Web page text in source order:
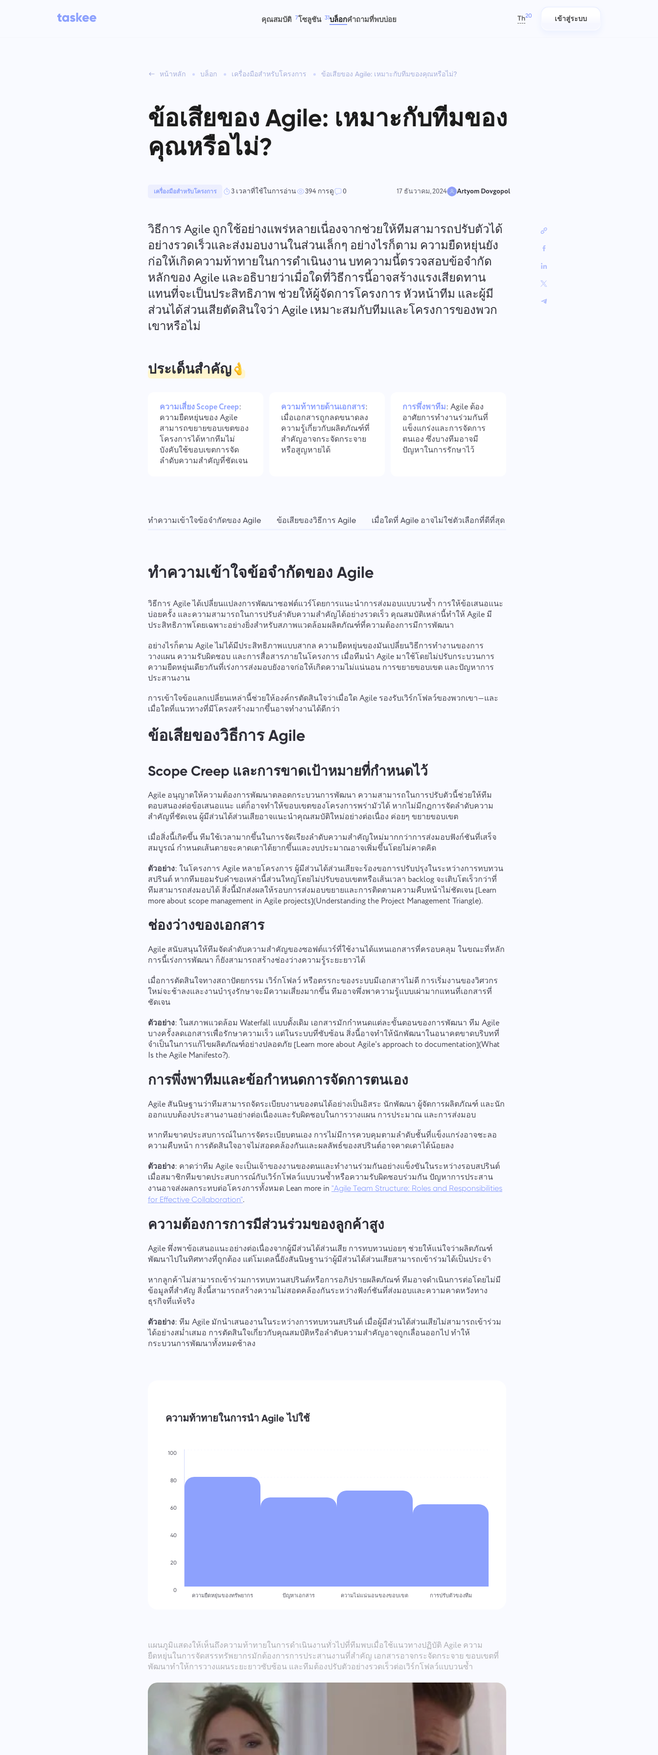
คุณสมบัติ 7โซลูชัน 31บล็อกคำถามที่พบบ่อย Th20
Kiswahili
Português
Русский
Türkçe
เข้าสู่ระบบ
หน้าหลัก บล็อก เครื่องมือสำหรับโครงการ ข้อเสียของ Agile: เหมาะกับทีมของคุณหรือไม่?
ข้อเสียของ Agile: เหมาะกับทีมของ
คุณหรือไม่?
เครื่องมือสำหรับโครงการ 3 เวลาที่ใช้ในการอ่าน 394 การดู 0 17 ธันวาคม, 2024 Artyom Dovgopol
วิธีการ Agile ถูกใช้อย่างแพร่หลายเนื่องจากช่วยให้ทีมสามารถปรับตัวได้
อย่างรวดเร็วและส่งมอบงานในส่วนเล็กๆ อย่างไรก็ตาม ความยืดหยุ่นยัง
ก่อให้เกิดความท้าทายในการดำเนินงาน บทความนี้ตรวจสอบข้อจำกัด
หลักของ Agile และอธิบายว่าเมื่อใดที่วิธีการนี้อาจสร้างแรงเสียดทาน
แทนที่จะเป็นประสิทธิภาพ ช่วยให้ผู้จัดการโครงการ หัวหน้าทีม และผู้มี
ส่วนได้ส่วนเสียตัดสินใจว่า Agile เหมาะสมกับทีมและโครงการของพวก
เขาหรือไม่
ประเด็นสำคัญ
ความเสี่ยง Scope Creep:
ความยืดหยุ่นของ Agile
สามารถขยายขอบเขตของ
โครงการได้หากทีมไม่
บังคับใช้ขอบเขตการจัด
ลำดับความสำคัญที่ชัดเจน
ความท้าทายด้านเอกสาร:
เมื่อเอกสารถูกลดขนาดลง
ความรู้เกี่ยวกับผลิตภัณฑ์ที่
สำคัญอาจกระจัดกระจาย
หรือสูญหายได้
การพึ่งพาทีม: Agile ต้อง
อาศัยการทำงานร่วมกันที่
แข็งแกร่งและการจัดการ
ตนเอง ซึ่งบางทีมอาจมี
ปัญหาในการรักษาไว้
ทำความเข้าใจข้อจำกัดของ Agile ข้อเสียของวิธีการ Agile เมื่อใดที่ Agile อาจไม่ใช่ตัวเลือกที่ดีที่สุด
ทำความเข้าใจข้อจำกัดของ Agile
วิธีการ Agile ได้เปลี่ยนแปลงการพัฒนาซอฟต์แวร์โดยการแนะนำการส่งมอบแบบวนซ้ำ การให้ข้อเสนอแนะ
บ่อยครั้ง และความสามารถในการปรับลำดับความสำคัญได้อย่างรวดเร็ว คุณสมบัติเหล่านี้ทำให้ Agile มี
ประสิทธิภาพโดยเฉพาะอย่างยิ่งสำหรับสภาพแวดล้อมผลิตภัณฑ์ที่ความต้องการมีการพัฒนา
อย่างไรก็ตาม Agile ไม่ได้มีประสิทธิภาพแบบสากล ความยืดหยุ่นของมันเปลี่ยนวิธีการทำงานของการ
วางแผน ความรับผิดชอบ และการสื่อสารภายในโครงการ เมื่อทีมนำ Agile มาใช้โดยไม่ปรับกระบวนการ
ความยืดหยุ่นเดียวกันที่เร่งการส่งมอบยังอาจก่อให้เกิดความไม่แน่นอน การขยายขอบเขต และปัญหาการ
ประสานงาน
การเข้าใจข้อแลกเปลี่ยนเหล่านี้ช่วยให้องค์กรตัดสินใจว่าเมื่อใด Agile รองรับเวิร์กโฟลว์ของพวกเขา—และ
เมื่อใดที่แนวทางที่มีโครงสร้างมากขึ้นอาจทำงานได้ดีกว่า
ข้อเสียของวิธีการ Agile
Scope Creep และการขาดเป้าหมายที่กำหนดไว้
Agile อนุญาตให้ความต้องการพัฒนาตลอดกระบวนการพัฒนา ความสามารถในการปรับตัวนี้ช่วยให้ทีม
ตอบสนองต่อข้อเสนอแนะ แต่ก็อาจทำให้ขอบเขตของโครงการพร่ามัวได้ หากไม่มีกฎการจัดลำดับความ
สำคัญที่ชัดเจน ผู้มีส่วนได้ส่วนเสียอาจแนะนำคุณสมบัติใหม่อย่างต่อเนื่อง ค่อยๆ ขยายขอบเขต
เมื่อสิ่งนี้เกิดขึ้น ทีมใช้เวลามากขึ้นในการจัดเรียงลำดับความสำคัญใหม่มากกว่าการส่งมอบฟังก์ชันที่เสร็จ
สมบูรณ์ กำหนดเส้นตายจะคาดเดาได้ยากขึ้นและงบประมาณอาจเพิ่มขึ้นโดยไม่คาดคิด
ตัวอย่าง: ในโครงการ Agile หลายโครงการ ผู้มีส่วนได้ส่วนเสียจะร้องขอการปรับปรุงในระหว่างการทบทวน
สปรินต์ หากทีมยอมรับคำขอเหล่านี้ส่วนใหญ่โดยไม่ปรับขอบเขตหรือเส้นเวลา backlog จะเติบโตเร็วกว่าที่
ทีมสามารถส่งมอบได้ สิ่งนี้มักส่งผลให้รอบการส่งมอบขยายและการติดตามความคืบหน้าไม่ชัดเจน [Learn
more about scope management in Agile projects](Understanding the Project Management Triangle).
ช่องว่างของเอกสาร
Agile สนับสนุนให้ทีมจัดลำดับความสำคัญของซอฟต์แวร์ที่ใช้งานได้แทนเอกสารที่ครอบคลุม ในขณะที่หลัก
การนี้เร่งการพัฒนา ก็ยังสามารถสร้างช่องว่างความรู้ระยะยาวได้
เมื่อการตัดสินใจทางสถาปัตยกรรม เวิร์กโฟลว์ หรือตรรกะของระบบมีเอกสารไม่ดี การเริ่มงานของวิศวกร
ใหม่จะช้าลงและงานบำรุงรักษาจะมีความเสี่ยงมากขึ้น ทีมอาจพึ่งพาความรู้แบบเผ่ามากแทนที่เอกสารที่
ชัดเจน
ตัวอย่าง: ในสภาพแวดล้อม Waterfall แบบดั้งเดิม เอกสารมักกำหนดแต่ละขั้นตอนของการพัฒนา ทีม Agile
บางครั้งลดเอกสารเพื่อรักษาความเร็ว แต่ในระบบที่ซับซ้อน สิ่งนี้อาจทำให้นักพัฒนาในอนาคตขาดบริบทที่
จำเป็นในการแก้ไขผลิตภัณฑ์อย่างปลอดภัย [Learn more about Agile's approach to documentation](What
Is the Agile Manifesto?).
การพึ่งพาทีมและข้อกำหนดการจัดการตนเอง
Agile สันนิษฐานว่าทีมสามารถจัดระเบียบงานของตนได้อย่างเป็นอิสระ นักพัฒนา ผู้จัดการผลิตภัณฑ์ และนัก
ออกแบบต้องประสานงานอย่างต่อเนื่องและรับผิดชอบในการวางแผน การประมาณ และการส่งมอบ
หากทีมขาดประสบการณ์ในการจัดระเบียบตนเอง การไม่มีการควบคุมตามลำดับชั้นที่แข็งแกร่งอาจชะลอ
ความคืบหน้า การตัดสินใจอาจไม่สอดคล้องกันและผลลัพธ์ของสปรินต์อาจคาดเดาได้น้อยลง
ตัวอย่าง: คาดว่าทีม Agile จะเป็นเจ้าของงานของตนและทำงานร่วมกันอย่างแข็งขันในระหว่างรอบสปรินต์
เมื่อสมาชิกทีมขาดประสบการณ์กับเวิร์กโฟลว์แบบวนซ้ำหรือความรับผิดชอบร่วมกัน ปัญหาการประสาน
งานอาจส่งผลกระทบต่อโครงการทั้งหมด Lean more in "Agile Team Structure: Roles and Responsibilities
for Effective Collaboration".
ความต้องการการมีส่วนร่วมของลูกค้าสูง
Agile พึ่งพาข้อเสนอแนะอย่างต่อเนื่องจากผู้มีส่วนได้ส่วนเสีย การทบทวนบ่อยๆ ช่วยให้แน่ใจว่าผลิตภัณฑ์
พัฒนาไปในทิศทางที่ถูกต้อง แต่โมเดลนี้ยังสันนิษฐานว่าผู้มีส่วนได้ส่วนเสียสามารถเข้าร่วมได้เป็นประจำ
หากลูกค้าไม่สามารถเข้าร่วมการทบทวนสปรินต์หรือการอภิปรายผลิตภัณฑ์ ทีมอาจดำเนินการต่อโดยไม่มี
ข้อมูลที่สำคัญ สิ่งนี้สามารถสร้างความไม่สอดคล้องกันระหว่างฟังก์ชันที่ส่งมอบและความคาดหวังทาง
ธุรกิจที่แท้จริง
ตัวอย่าง: ทีม Agile มักนำเสนองานในระหว่างการทบทวนสปรินต์ เมื่อผู้มีส่วนได้ส่วนเสียไม่สามารถเข้าร่วม
ได้อย่างสม่ำเสมอ การตัดสินใจเกี่ยวกับคุณสมบัติหรือลำดับความสำคัญอาจถูกเลื่อนออกไป ทำให้
กระบวนการพัฒนาทั้งหมดช้าลง
ความท้าทายในการนำ Agile ไปใช้
100
80
60
40
20
0
ความยืดหยุ่นของทรัพยากร
ปัญหาเอกสาร ความไม่แน่นอนของขอบเขต การปรับตัวของทีม
แผนภูมิแสดงให้เห็นถึงความท้าทายในการดำเนินงานทั่วไปที่ทีมพบเมื่อใช้แนวทางปฏิบัติ Agile ความ
ยืดหยุ่นในการจัดสรรทรัพยากรมักต้องการการประสานงานที่สำคัญ เอกสารอาจกระจัดกระจาย ขอบเขตที่
พัฒนาทำให้การวางแผนระยะยาวซับซ้อน และทีมต้องปรับตัวอย่างรวดเร็วต่อเวิร์กโฟลว์แบบวนซ้ำ
รายงานข้อผิดพลาดในการแปล
ให้คำอธิบายของปัญหาพร้อมกับตัวเลือกที่ถูกต้อง
ส่ง
เชื่อมต่อกับเรา
ชื่อ
หมายเลขโทรศัพท์
อีเมล
ส่ง
เมื่อคลิกที่ปุ่ม "ส่ง" คุณยินยอมให้ประมวลผลข้อมูลส่วนบุคคล
รายงานข้อผิดพลาด
โปรดอธิบายปัญหาที่คุณพบในรายละเอียดการให้ข้อมูลเฉพาะและอย่า
ลังเลที่จะแนบไฟล์ที่เกี่ยวข้อง การมีส่วนร่วมที่ใช้งานของคุณช่วยให้เรา
ปรับปรุงประสบการณ์การใช้งานเพื่อให้มั่นใจว่าบริการที่ดีขึ้นสำหรับทุกคน
เรียกดูไฟล์หรือลากและวาง
Your message has been sent
successfully
We will contact you soon
ขอบคุณที่เป็นส่วนหนึ่งของ Taskee
เราจะทำความคุ้นเคยกับมันและพยายามนำมันไปใช้ในผลิตภัณฑ์ คุณช่วย
ให้เราดีขึ้นทุกวัน!
แนะนำฟีเจอร์ของคุณ
ฟีเจอร์
แนะนำ
โดยการคลิกปุ่ม คุณยืนยันการยินยอมในการประมวลผล
ข้อมูลของคุณข้อมูลส่วนบุคคล.
เรียนรู้เกี่ยวกับ 7 คุณสมบัติที่สร้างแรง
งาน และเพิ่มเวลาด้วยตนเอง
กระดานคัมบัง
จัดการงานบนกระดานคัมบัง กรอง
ทำงานร่วมกัน และจัดการโครงการ
– ทั้งหมดในที่ทำงานเดียว
ความคืบหน้า และรักษาการซิงค์
ของทีมคุณ
ทีม ทรัพยากรมนุษย์
ตลาดของคุณ
จัดเก็บเอกสารทางกฎหมาย กำหนด
เวลา และทีมของคุณไว้ในพื้นที่
ทำงานที่ปลอดภัย
ลดความยุ่งเหยิง เพิ่มความคิด
สร้างสรรค์: กระบวนการออกแบบที่
ง่ายขึ้น
จากการติดตามการแก้ไขข้อ
บกพร่องไปจนถึงการวางแผนสปริ
นต์ รักษาการไหลของงานให้เป็น
ระเบียบ
ดูโซลูชันทั้งหมด